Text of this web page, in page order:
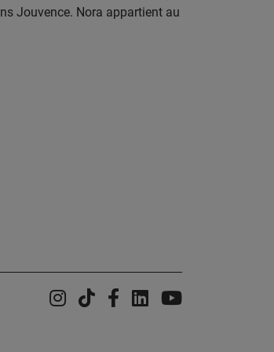
Jouvence. Nora appartient au
Instagram
TiktokFacebook
LinkedinYouTube